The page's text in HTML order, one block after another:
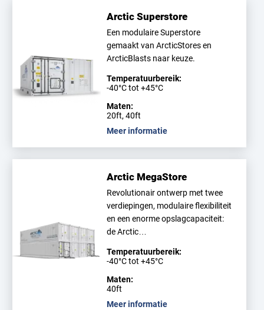
Arctic Superstore
Een modulaire Superstore
gemaakt van ArcticStores en
ArcticBlasts naar keuze.
Temperatuurbereik:
-40°C tot +45°C
Maten:
20ft, 40ft
Meer informatie
Arctic MegaStore
Revolutionair ontwerp met twee
verdiepingen, modulaire flexibiliteit
en een enorme opslagcapaciteit:
de Arctic…
Temperatuurbereik:
-40°C tot +45°C
Maten:
40ft
Meer informatie